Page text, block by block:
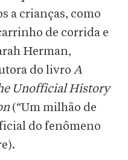
a crianças, como
de corrida e
Herman,
do livro A
Unofficial History
(“Um milhão de
do fenômeno